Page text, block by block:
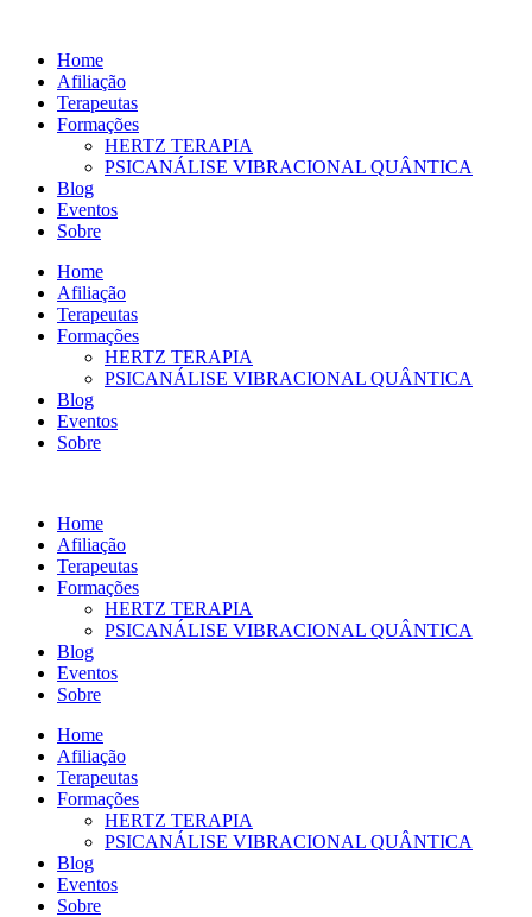
conteúdo
Home
Afiliação
Terapeutas
Formações
HERTZ TERAPIA
PSICANÁLISE VIBRACIONAL QUÂNTICA
Blog
Eventos
Sobre
Home
Afiliação
Terapeutas
Formações
HERTZ TERAPIA
PSICANÁLISE VIBRACIONAL QUÂNTICA
Blog
Eventos
Sobre
Home
Afiliação
Terapeutas
Formações
HERTZ TERAPIA
PSICANÁLISE VIBRACIONAL QUÂNTICA
Blog
Eventos
Sobre
Home
Afiliação
Terapeutas
Formações
HERTZ TERAPIA
PSICANÁLISE VIBRACIONAL QUÂNTICA
Blog
Eventos
Sobre